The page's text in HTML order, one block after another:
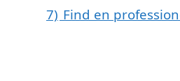
7) Find en